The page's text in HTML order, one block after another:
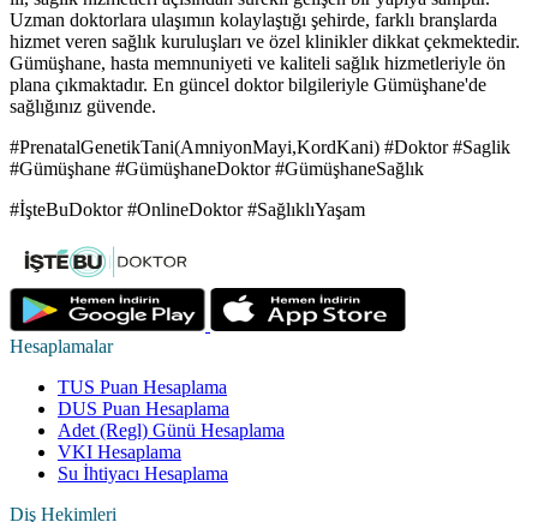
Uzman doktorlara ulaşımın kolaylaştığı şehirde, farklı branşlarda
hizmet veren sağlık kuruluşları ve özel klinikler dikkat çekmektedir.
Gümüşhane, hasta memnuniyeti ve kaliteli sağlık hizmetleriyle ön
plana çıkmaktadır. En güncel doktor bilgileriyle Gümüşhane'de
sağlığınız güvende.
#PrenatalGenetikTani(AmniyonMayi,KordKani) #Doktor #Saglik
#Gümüşhane #GümüşhaneDoktor #GümüşhaneSağlık
#İşteBuDoktor #OnlineDoktor #SağlıklıYaşam
Hesaplamalar
TUS Puan Hesaplama
DUS Puan Hesaplama
Adet (Regl) Günü Hesaplama
VKI Hesaplama
Su İhtiyacı Hesaplama
Diş Hekimleri